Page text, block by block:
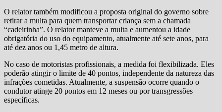
O relator também modificou a proposta original do governo sobre
retirar a multa para quem transportar criança sem a chamada
“cadeirinha”. O relator manteve a multa e aumentou a idade
obrigatória do uso do equipamento, atualmente até sete anos, para
até dez anos ou 1,45 metro de altura.
No caso de motoristas profissionais, a medida foi flexibilizada. Eles
poderão atingir o limite de 40 pontos, independente da natureza das
infrações cometidas. Atualmente, a suspensão ocorre quando o
condutor atinge 20 pontos em 12 meses ou por transgressões
específicas.